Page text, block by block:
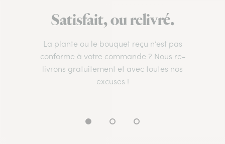
Satisfait, ou relivré.
La plante ou le bouquet reçu n’est pas
conforme à votre commande ? Nous re-
livrons gratuitement et avec toutes nos
excuses !